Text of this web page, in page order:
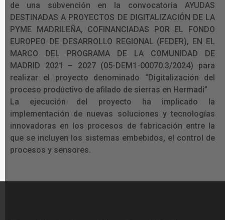
de una subvención en la convocatoria AYUDAS
DESTINADAS A PROYECTOS DE DIGITALIZACIÓN DE LA
PYME MADRILEÑA, COFINANCIADAS POR EL FONDO
EUROPEO DE DESARROLLO REGIONAL (FEDER), EN EL
MARCO DEL PROGRAMA DE LA COMUNIDAD DE
MADRID 2021 – 2027 (05-DEM1-00070.3/2024) para
realizar el proyecto denominado “Digitalización del
proceso productivo de afilado de sierras en Hermadi”
La ejecución del proyecto ha implicado la
implementación de nuevas soluciones y tecnologías
innovadoras en los procesos de fabricación entre la
que se incluyen los sistemas embebidos, el control de
procesos y sensores.